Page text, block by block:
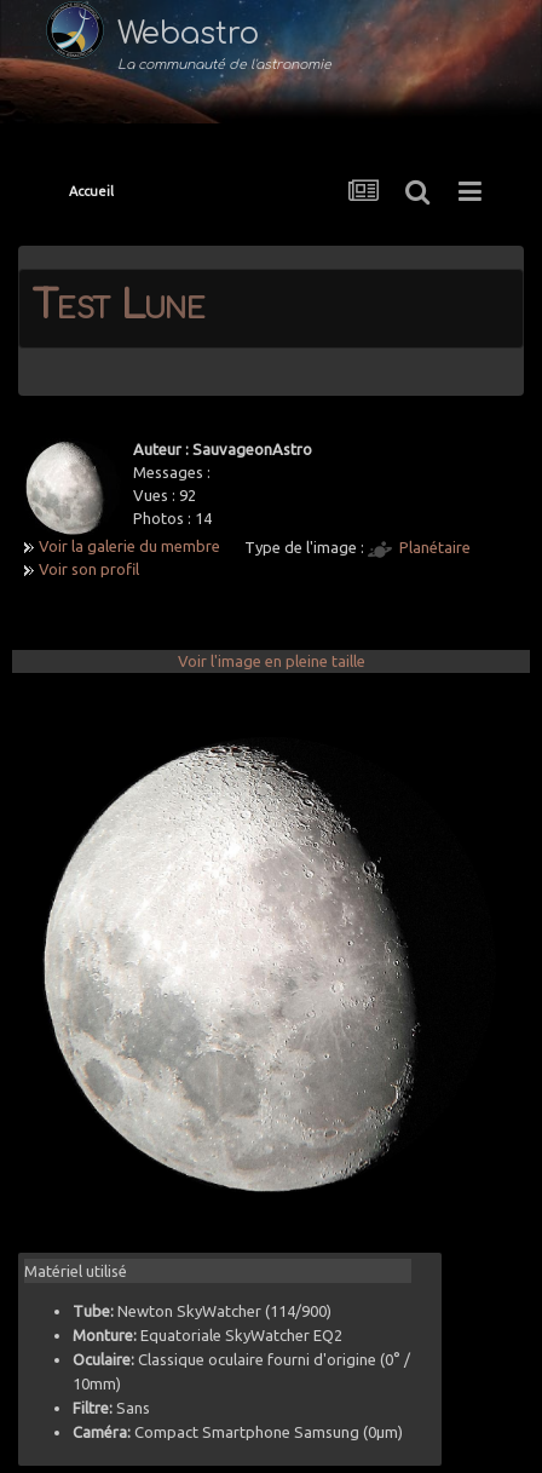
Webastro
La communauté de l'astronomie
Accueil
Test Lune
Auteur : SauvageonAstro
Messages :
Vues : 92
Photos : 14
Voir la galerie du membre
Voir son profil
Type de l'image : Planétaire
Voir l'image en pleine taille
Matériel utilisé
Tube: Newton SkyWatcher (114/900)
Monture: Equatoriale SkyWatcher EQ2
Oculaire: Classique oculaire fourni d'origine (0° /
10mm)
Filtre: Sans
Caméra: Compact Smartphone Samsung (0µm)